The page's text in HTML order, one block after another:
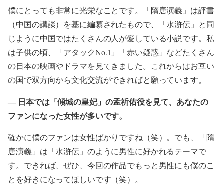
僕にとっても非常に光栄なことです。「隋唐演義」は評書
（中国の講談）を基に編纂されたもので、「水滸伝」と同
じように中国ではたくさんの人が愛している小説です。私
は子供の頃、「アタックNo.1」「赤い疑惑」などたくさん
の日本の映画やドラマを見てきました。これからはお互い
の国で双方向から文化交流ができればと願っています。
― 日本では「傾城の皇妃」の孟祈佑役を見て、あなたの
ファンになった女性が多いです。
確かに僕のファンは女性ばかりですね（笑）。でも、「隋
唐演義」は「水滸伝」のように男性に好かれるテーマで
す。できれば、ぜひ、今回の作品でもっと男性にも僕のこ
とを好きになってほしいです（笑）。